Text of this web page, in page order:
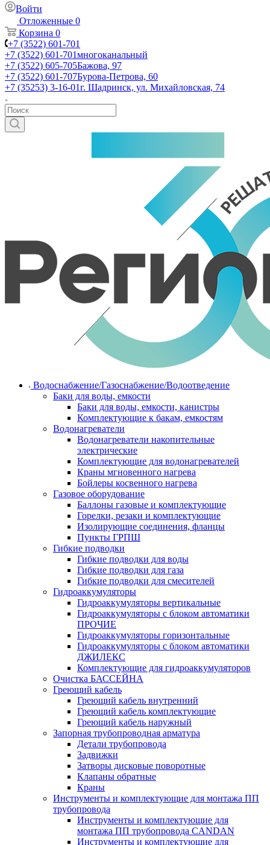
Войти
Отложенные 0
Корзина 0
+7 (3522) 601-701
+7 (3522) 601-701многоканальный
+7 (3522) 605-705Бажова, 97
+7 (3522) 601-707Бурова-Петрова, 60
+7 (35253) 3-16-01г. Шадринск, ул. Михайловская, 74
Водоснабжение/Газоснабжение/Водоотведение
Баки для воды, емкости
Баки для воды, емкости, канистры
Комплектующие к бакам, емкостям
Водонагреватели
Водонагреватели накопительные
электрические
Комплектующие для водонагревателей
Краны мгновенного нагрева
Бойлеры косвенного нагрева
Газовое оборудование
Баллоны газовые и комплектующие
Горелки, резаки и комплектующие
Изолирующие соединения, фланцы
Пункты ГРПШ
Гибкие подводки
Гибкие подводки для воды
Гибкие подводки для газа
Гибкие подводки для смесителей
Гидроаккумуляторы
Гидроаккумуляторы вертикальные
Гидроаккумуляторы с блоком автоматики
ПРОЧИЕ
Гидроаккумуляторы горизонтальные
Гидроаккумуляторы с блоком автоматики
ДЖИЛЕКС
Комплектующие для гидроаккумуляторов
Очистка БАССЕЙНА
Греющий кабель
Греющий кабель внутренний
Греющий кабель комплектующие
Греющий кабель наружный
Запорная трубопроводная арматура
Детали трубопровода
Задвижки
Затворы дисковые поворотные
Клапаны обратные
Краны
Инструменты и комплектующие для монтажа ПП
трубопровода
Инструменты и комплектующие для
монтажа ПП трубопровода CANDAN
Инструменты и комплектующие для